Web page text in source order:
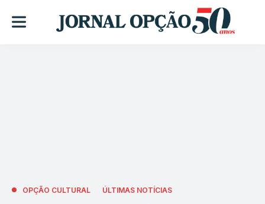
OPÇÃO CULTURAL ÚLTIMAS NOTÍCIAS